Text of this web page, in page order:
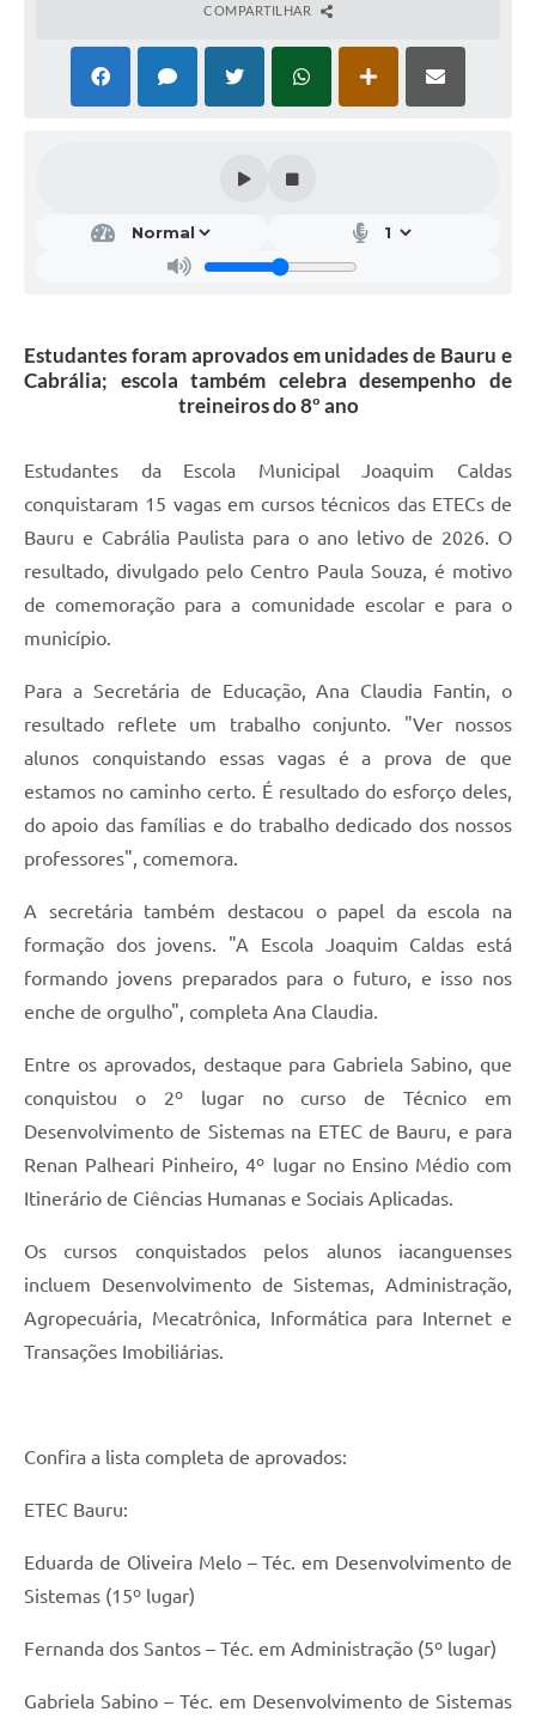
COMPARTILHAR
Estudantes foram aprovados em unidades de Bauru e
Cabrália; escola também celebra desempenho de
treineiros do 8º ano
Estudantes da Escola Municipal Joaquim Caldas
conquistaram 15 vagas em cursos técnicos das ETECs de
Bauru e Cabrália Paulista para o ano letivo de 2026. O
resultado, divulgado pelo Centro Paula Souza, é motivo
de comemoração para a comunidade escolar e para o
município.
Para a Secretária de Educação, Ana Claudia Fantin, o
resultado reflete um trabalho conjunto. "Ver nossos
alunos conquistando essas vagas é a prova de que
estamos no caminho certo. É resultado do esforço deles,
do apoio das famílias e do trabalho dedicado dos nossos
professores", comemora.
A secretária também destacou o papel da escola na
formação dos jovens. "A Escola Joaquim Caldas está
formando jovens preparados para o futuro, e isso nos
enche de orgulho", completa Ana Claudia.
Entre os aprovados, destaque para Gabriela Sabino, que
conquistou o 2º lugar no curso de Técnico em
Desenvolvimento de Sistemas na ETEC de Bauru, e para
Renan Palheari Pinheiro, 4º lugar no Ensino Médio com
Itinerário de Ciências Humanas e Sociais Aplicadas.
Os cursos conquistados pelos alunos iacanguenses
incluem Desenvolvimento de Sistemas, Administração,
Agropecuária, Mecatrônica, Informática para Internet e
Transações Imobiliárias.
Confira a lista completa de aprovados:
ETEC Bauru:
Eduarda de Oliveira Melo – Téc. em Desenvolvimento de
Sistemas (15º lugar)
Fernanda dos Santos – Téc. em Administração (5º lugar)
Gabriela Sabino – Téc. em Desenvolvimento de Sistemas